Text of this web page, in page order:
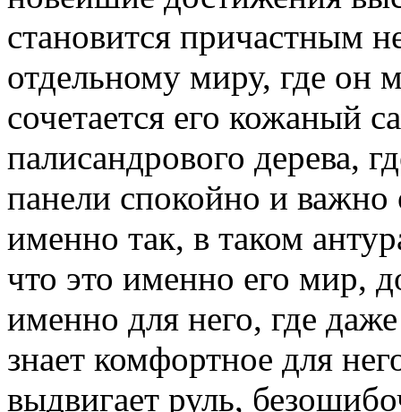
становится причастным
отдельному миру, где он
сочетается его кожаный
палисандрового дерева,
панели спокойно и важно
именно так, в таком
что это именно его мир,
именно для него, где
знает комфортное для
выдвигает руль,